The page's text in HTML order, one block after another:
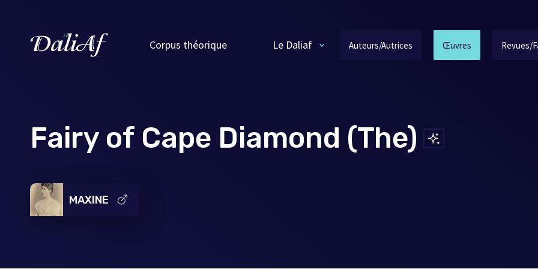
Corpus théorique Le Daliaf Auteurs/Autrices Œuvres Revues/
Fairy of Cape Diamond (The)
MAXINE